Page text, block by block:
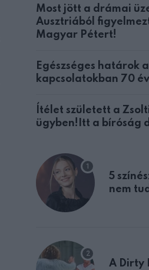
Most jött a drámai
Ausztriából
Magyar Pétert!
Egészséges határok a
kapcsolatokban 70
Ítélet született a
ügyben!Itt a bíróság
5
nem
A Dirty